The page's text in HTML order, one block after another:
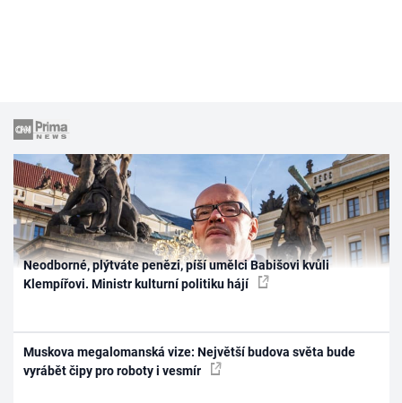
Neodborné, plýtváte penězi, píší umělci Babišovi kvůli
Klempířovi. Ministr kulturní politiku hájí
Muskova megalomanská vize: Největší budova světa bude
vyrábět čipy pro roboty i vesmír